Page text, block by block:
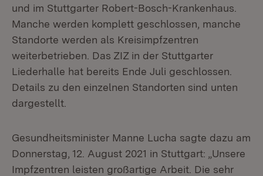
und im Stuttgarter Robert-Bosch-Krankenhaus.
Manche werden komplett geschlossen, manche
Standorte werden als Kreisimpfzentren
weiterbetrieben. Das ZIZ in der Stuttgarter
Liederhalle hat bereits Ende Juli geschlossen.
Details zu den einzelnen Standorten sind unten
dargestellt.
Gesundheitsminister Manne Lucha sagte dazu am
Donnerstag, 12. August 2021 in Stuttgart: „Unsere
Impfzentren leisten großartige Arbeit. Die sehr